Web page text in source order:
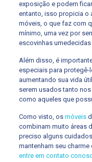
exposição e podem
entanto, isso propicia o
móveis, o que faz com
mínimo, uma vez por
escovinhas umedecidas
Além disso, é
especiais para protegê-
aumentando sua vida
serem usados tanto
como aqueles que
Como visto, osmóveis
combinam muito áreas
preciso alguns
mantenham seu
entre em contato